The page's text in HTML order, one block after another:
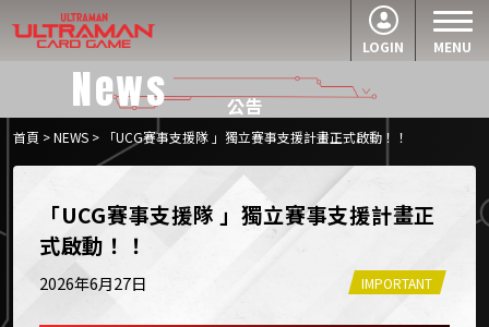
MENU
LOGIN
News 公告
首頁 >NEWS> 「UCG賽事支援隊 」獨立賽事支援計畫正式啟動！！
「UCG賽事支援隊 」獨立賽事支援計畫正
式啟動！！
2026年6月27日 IMPORTANT